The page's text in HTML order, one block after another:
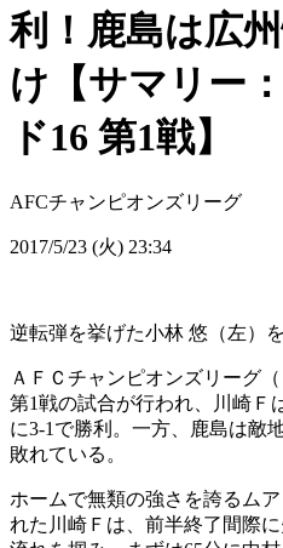
利！鹿島は広
け【サマリー
ド16 第1戦】
AFCチャンピオンズリーグ
2017/5/23 (火) 23:34
逆転弾を挙げた小林 悠（左）
ＡＦＣチャンピオンズリーグ
第1戦の試合が行われ、川崎Ｆ
に3-1で勝利。一方、鹿島は敵
敗れている。
ホームで無類の強さを誇るム
れた川崎Ｆは、前半終了間際